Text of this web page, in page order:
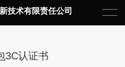
技术有限责任公司
3C认证书